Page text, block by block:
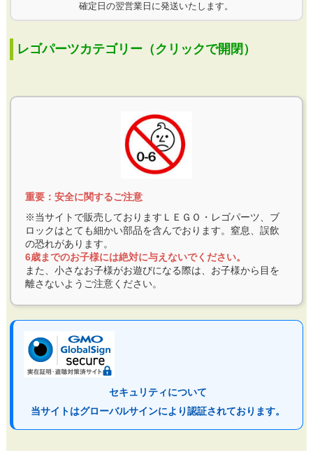
確定日の翌営業日に発送いたします。
レゴパーツカテゴリー（クリックで開閉）
重要：安全に関するご注意
※当サイトで販売しておりますＬＥＧＯ・レゴパーツ、ブ
ロックはとても細かい部品を含んでおります。窒息、誤飲
の恐れがあります。
6歳までのお子様には絶対に与えないでください。
また、小さなお子様がお遊びになる際は、お子様から目を
離さないようご注意ください。
セキュリティについて
当サイトはグローバルサインにより認証されております。